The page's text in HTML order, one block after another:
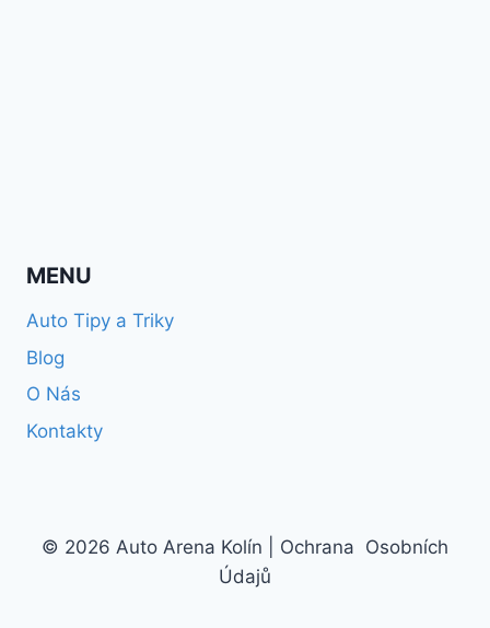
MENU
Auto Tipy a Triky
Blog
O Nás
Kontakty
© 2026 Auto Arena Kolín | Ochrana Osobních
Údajů